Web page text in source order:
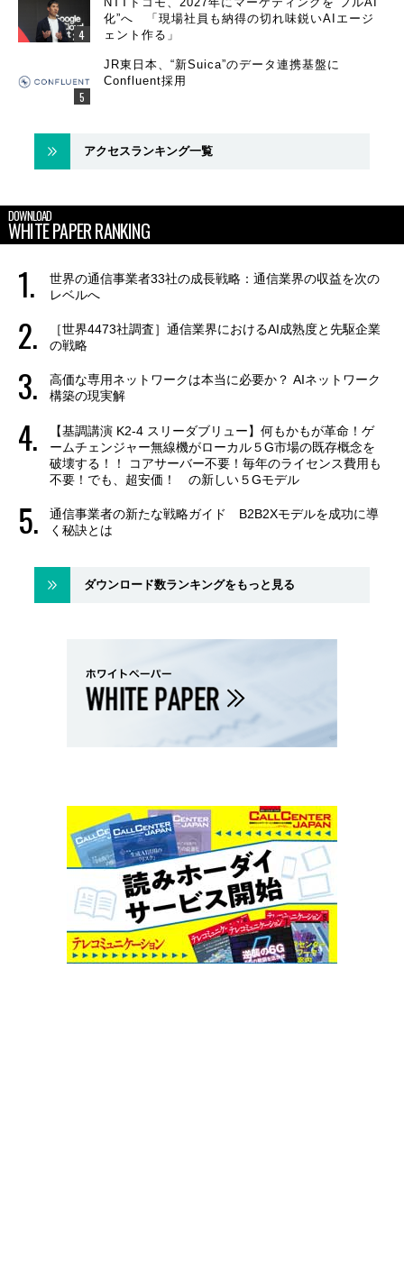
化”へ 「現場社員も納得の切れ味鋭いAIエージ
ェント作る」
JR東日本、“新Suica”のデータ連携基盤に
Confluent採用
アクセスランキング一覧
DOWNLOAD
WHITE PAPER RANKING
世界の通信事業者33社の成長戦略：通信業界の収益を次の
レベルへ
［世界4473社調査］通信業界におけるAI成熟度と先駆企業
の戦略
高価な専用ネットワークは本当に必要か？ AIネットワーク
構築の現実解
【基調講演 K2-4 スリーダブリュー】何もかもが革命！ゲ
ームチェンジャー無線機がローカル５G市場の既存概念を
破壊する！！ コアサーバー不要！毎年のライセンス費用も
不要！でも、超安価！ の新しい５Gモデル
通信事業者の新たな戦略ガイド B2B2Xモデルを成功に導
く秘訣とは
ダウンロード数ランキングをもっと見る